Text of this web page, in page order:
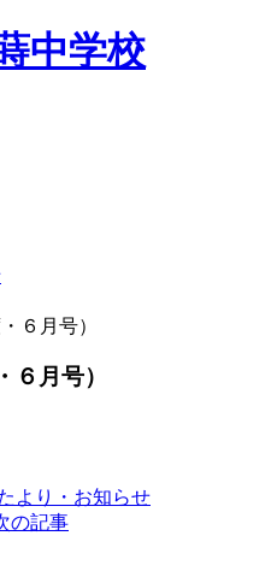
６月号）
６月号）
より・お知らせ
の記事